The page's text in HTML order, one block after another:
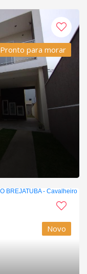
Pronto para morar
Novo